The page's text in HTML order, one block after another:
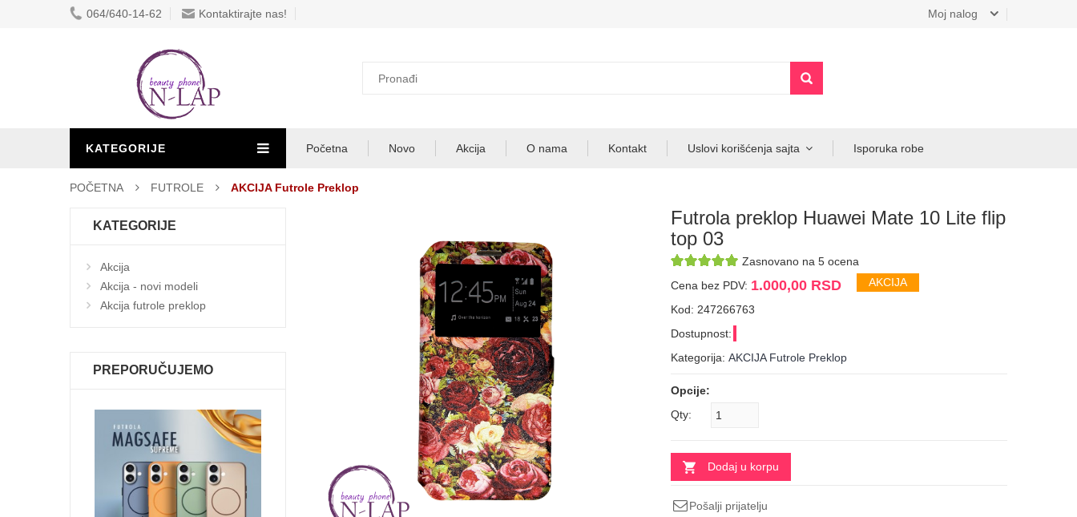
064/640-14-62 Kontaktirajte nas! Moj nalog
KATEGORIJE Početna Novo Akcija O nama Kontakt Uslovi korišćenja sajta Isporuka robe
POČETNA FUTROLE AKCIJA Futrole Preklop
KATEGORIJE
Akcija
Akcija - novi modeli
Akcija futrole preklop
PREPORUČUJEMO
Futrola preklop Huawei Mate 10 Lite flip
top 03
Zasnovano na 5 ocena
Cena bez PDV: 1.000,00 RSD AKCIJA
Kod: 247266763
Dostupnost:
Kategorija: AKCIJA Futrole Preklop
Opcije:
Qty:
Dodaj u korpu
Pošalji prijatelju